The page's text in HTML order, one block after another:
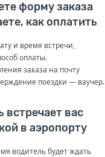
форму заказа
как оплатить
и время встречи,
оплаты.
заказа на почту
поездки — ваучер.
встречает вас
в аэропорту
водитель будет ждать